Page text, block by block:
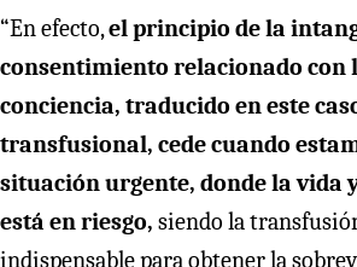
“En efecto,el principio de la
consentimiento relacionado con
conciencia, traducido en este
transfusional, cede cuando
situación urgente, donde la vida
está en riesgo, siendo la
indispensable para obtener la